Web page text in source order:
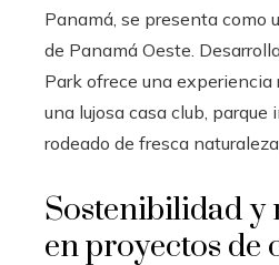
Panamá, se presenta como
de Panamá Oeste.
Park ofrece una
una lujosa casa club,
rodeado de fresca
Sostenibilidad y
en proyectos de